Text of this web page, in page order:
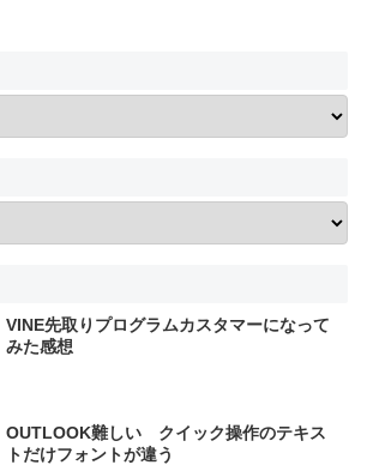
VINE先取りプログラムカスタマーになって
みた感想
OUTLOOK難しい クイック操作のテキス
トだけフォントが違う